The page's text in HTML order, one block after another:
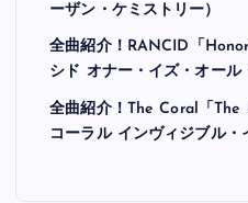
ーザン・ケミストリー）
全曲紹介！RANCID「
シド オナー・イズ・オール
全曲紹介！The Coral「The
コーラル インヴィジブル・